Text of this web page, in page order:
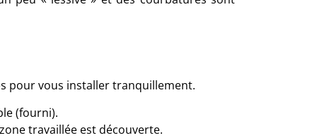
pour vous installer tranquillement.
(fourni).
travaillée est découverte.